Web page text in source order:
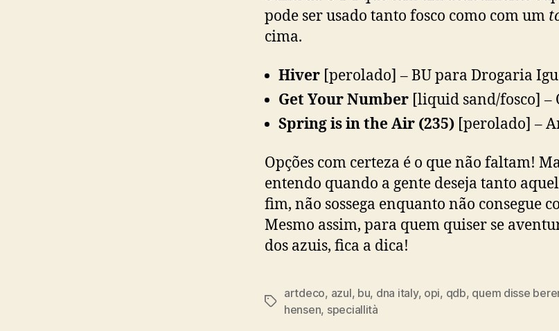
pode ser usado tanto fosco como com um
cima.
Hiver [perolado] – BU para Drogaria
Get Your Number [liquid sand/fosco] –
Spring is in the Air (235) [perolado] –
Opções com certeza é o que não faltam!
entendo quando a gente deseja tanto
fim, não sossega enquanto não consegue
Mesmo assim, para quem quiser se
dos azuis, fica a dica!
Tags
artdeco, azul, bu, dna italy, opi, qdb, quem disse
hensen, speciallità